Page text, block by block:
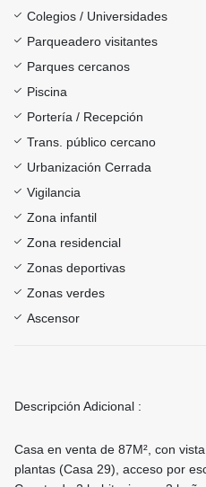
Colegios / Universidades
Parqueadero visitantes
Parques cercanos
Piscina
Portería / Recepción
Trans. público cercano
Urbanización Cerrada
Vigilancia
Zona infantil
Zona residencial
Zonas deportivas
Zonas verdes
Ascensor
Descripción Adicional :
Casa en venta de 87M², con
plantas (Casa 29), acceso por